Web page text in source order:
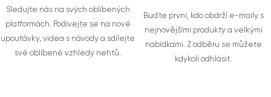
Sledujte nás na svých oblíbených
platformách. Podívejte se na nové
upoutávky, videa s návody a sdílejte
své oblíbené vzhledy nehtů.
Buďte první, kdo obdrží e-maily s
nejnovějšími produkty a velkými
nabídkami. Z odběru se můžete
kdykoli odhlásit.